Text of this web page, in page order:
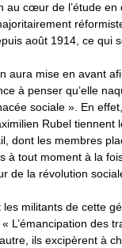
au cœur de l’étude
août 1914, ce qui
aura mise en avant
à penser qu’elle
sociale ». En
Rubel tiennent
dont les membres
à tout moment à la
de la révolution
militants de cette
L’émancipation des
ils excipèrent à